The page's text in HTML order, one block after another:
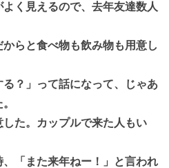
く見えるので、去年友達数人
らと食べ物も飲み物も用意し
？」って話になって、じゃあ
た。カップルで来た人もい
「また来年ねー！」と言われ